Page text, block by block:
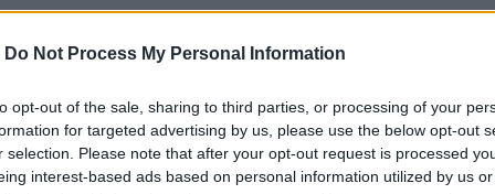
Do Not Process My Personal Information
opt-out of the sale, sharing to third parties, or processing of your
for targeted advertising by us, please use the below opt-out
selection. Please note that after your opt-out request is processed
interest-based ads based on personal information utilized by us
Σαρωνίδας, ο κ. Αρτοποιός τόνισε ότι
τη στιγμή συνεχίζουν να επιχειρούν 230
οχήματα και από αέρος επιχειρούν τρία